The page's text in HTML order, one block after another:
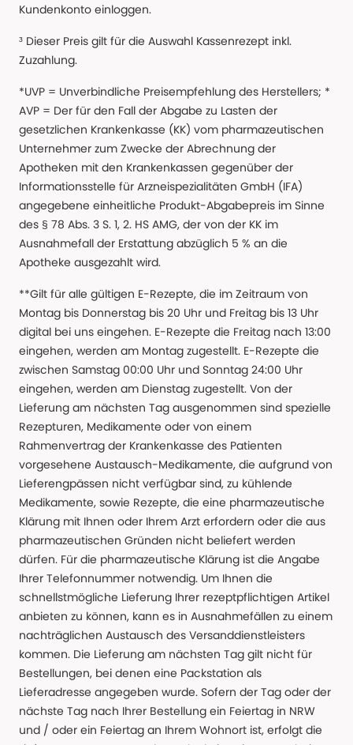
Kundenkonto einloggen.
³ Dieser Preis gilt für die Auswahl Kassenrezept inkl.
Zuzahlung.
*UVP = Unverbindliche Preisempfehlung des Herstellers; *
AVP = Der für den Fall der Abgabe zu Lasten der
gesetzlichen Krankenkasse (KK) vom pharmazeutischen
Unternehmer zum Zwecke der Abrechnung der
Apotheken mit den Krankenkassen gegenüber der
Informationsstelle für Arzneispezialitäten GmbH (IFA)
angegebene einheitliche Produkt-Abgabepreis im Sinne
des § 78 Abs. 3 S. 1, 2. HS AMG, der von der KK im
Ausnahmefall der Erstattung abzüglich 5 % an die
Apotheke ausgezahlt wird.
**Gilt für alle gültigen E-Rezepte, die im Zeitraum von
Montag bis Donnerstag bis 20 Uhr und Freitag bis 13 Uhr
digital bei uns eingehen. E-Rezepte die Freitag nach 13:00
eingehen, werden am Montag zugestellt. E-Rezepte die
zwischen Samstag 00:00 Uhr und Sonntag 24:00 Uhr
eingehen, werden am Dienstag zugestellt. Von der
Lieferung am nächsten Tag ausgenommen sind spezielle
Rezepturen, Medikamente oder von einem
Rahmenvertrag der Krankenkasse des Patienten
vorgesehene Austausch-Medikamente, die aufgrund von
Lieferengpässen nicht verfügbar sind, zu kühlende
Medikamente, sowie Rezepte, die eine pharmazeutische
Klärung mit Ihnen oder Ihrem Arzt erfordern oder die aus
pharmazeutischen Gründen nicht beliefert werden
dürfen. Für die pharmazeutische Klärung ist die Angabe
Ihrer Telefonnummer notwendig. Um Ihnen die
schnellstmögliche Lieferung Ihrer rezeptpflichtigen Artikel
anbieten zu können, kann es in Ausnahmefällen zu einem
nachträglichen Austausch des Versanddienstleisters
kommen. Die Lieferung am nächsten Tag gilt nicht für
Bestellungen, bei denen eine Packstation als
Lieferadresse angegeben wurde. Sofern der Tag oder der
nächste Tag nach Ihrer Bestellung ein Feiertag in NRW
und / oder ein Feiertag an Ihrem Wohnort ist, erfolgt die